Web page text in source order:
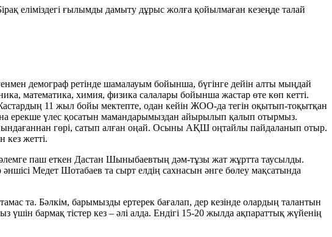
еліміздегі ғылымды дамыту дұрыс жолға қойылмаған кезеңде талай
демограф ретінде шамалауым бойынша, бүгінге дейін алты мыңдай
математика, химия, физика салалары бойынша жастар өте көп кетті.
11 жыл бойы мектепте, одан кейін ЖОО-да тегін оқытып-тоқытқан
ерекше үлес қосатын мамандарымыздан айырылып қалып отырмыз.
гөрі, сатып алған оңай. Осыны АҚШ оңтайлы пайдаланып отыр.
кез жетті.
паш еткен Дастан Шыныбаевтың дәм-тұзы жат жұртта таусылды.
Медет Шотабаев та сырт елдің сахнасын әнге бөлеу мақсатында
та. Бәлкім, барымызды ертерек баға­лап, дер кезінде олардың талантын
үшін бармақ тістер кез – әлі алда. Ендігі 15-20 жылда ақпараттық жүйенің